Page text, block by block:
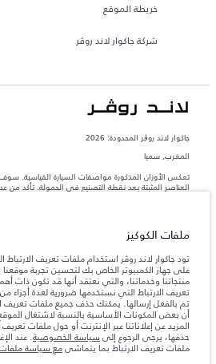
خريطة الموقع
شركة جاكوار لاند روڤر
جاكوار لاند روڨر المحدودة: 2026
المغرب, سميا
تعكس الأوزان المذكورة مواصفات السيارة القياسية.
العناصر المثبتة بعد نقطة التصنيع في الحمولة. تأكد من
المعلومات والمواصفات والأسعار والألوان المذكورة
آخر، كما أنّها قد تتغير بدون إشعار مسبق. الرجاء التواصل
والتحقق من الأسعار.
ملاحظة مهمة حول الصور والمواصفات.إن النقص
في مواصفات تصميم السيارات وتوفر الخيارات
للغاية، ونتيجة لذلك، قد لا تمثّل الصور المستخدَمة ضمن
بالكامل بالنسبة إلى الميزات والخيارات والحلية
سيتمكّن من تأكيد أي تقييدات حالية معك للسماح لك
الأرقام المقدمة هي نتيجة لاختبارات المصنع الرسمية
يتباين استهلك الوقود الفعلي للمركبة عن ذلك المتحقق
ملفات الكوكيز
تود جاكوار لاند روڤر استخدام ملفات تعريف الارتباط
على جهاز الكمبيوتر الخاص بك لتحسين تجربة موقعنا
منتجاتنا وخدماتنا، والتي نعتقد أنها قد تكون ذات
تعريف الارتباط التي نستخدمها ضرورية لعدة أجزاء
تم بالفعل إرسالها. يمكنك حذف جميع ملفات تعريف
أن بعض المكونات الأساسية بالنسبة لاشتغال
المزيد عن إعلاناتنا عبر الإنترنت أو حول ملفات
حذفها، يرجى الرجوع إلى سياسة الخصوصية. عند
ملفات تعريف الارتباط بما يتماشىمع سياسة ملفات